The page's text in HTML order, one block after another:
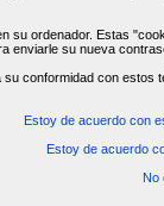
su ordenador. Estas
su nueva
conformidad con estos
Estoy de acuerdo con
Estoy de acuerdo
No